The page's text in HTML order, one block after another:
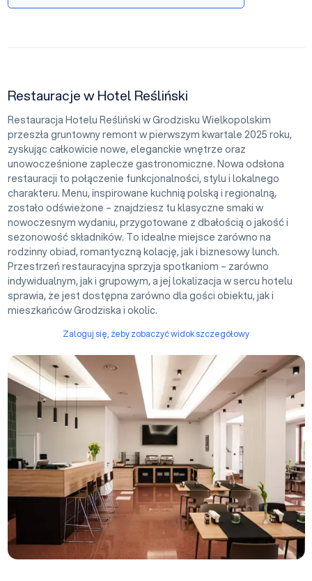
Restauracje w Hotel Reśliński
Restauracja Hotelu Reśliński w Grodzisku Wielkopolskim
przeszła gruntowny remont w pierwszym kwartale 2025 roku,
zyskując całkowicie nowe, eleganckie wnętrze oraz
unowocześnione zaplecze gastronomiczne. Nowa odsłona
restauracji to połączenie funkcjonalności, stylu i lokalnego
charakteru. Menu, inspirowane kuchnią polską i regionalną,
zostało odświeżone – znajdziesz tu klasyczne smaki w
nowoczesnym wydaniu, przygotowane z dbałością o jakość i
sezonowość składników. To idealne miejsce zarówno na
rodzinny obiad, romantyczną kolację, jak i biznesowy lunch.
Przestrzeń restauracyjna sprzyja spotkaniom – zarówno
indywidualnym, jak i grupowym, a jej lokalizacja w sercu hotelu
sprawia, że jest dostępna zarówno dla gości obiektu, jak i
mieszkańców Grodziska i okolic.
Zaloguj się, żeby zobaczyć widok szczegółowy